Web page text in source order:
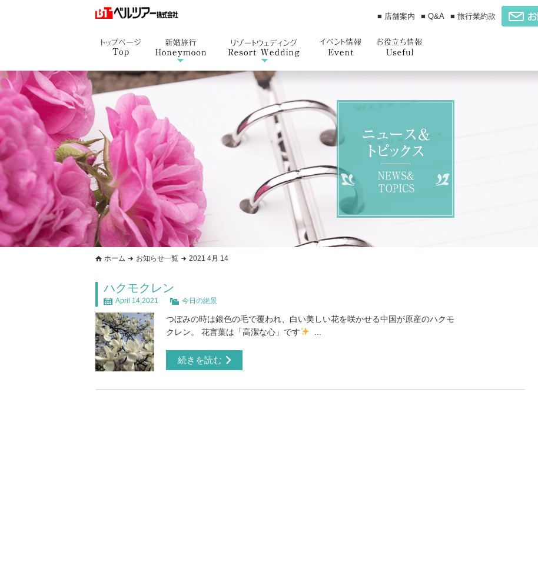
■ 店舗案内 ■ Q&A ■ 旅行業約款
ホーム お知らせ一覧 2021 4月 14
ハクモクレン
April 14,2021 今日の絶景
つぼみの時は銀色の毛で覆われ、白い美しい花を咲かせる中国が原産のハクモ
クレン。 花言葉は「高潔な心」です
続きを読む